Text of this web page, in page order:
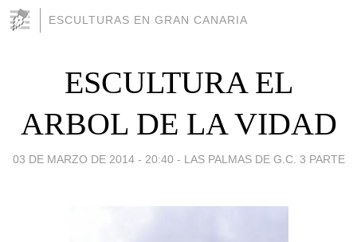
ESCULTURAS EN GRAN CANARIA
ESCULTURA EL
ARBOL DE LA VIDAD
03 DE MARZO DE 2014 - 20:40 - LAS PALMAS DE G.C. 3 PARTE